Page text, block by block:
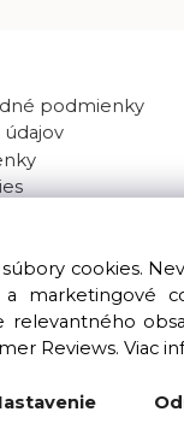
podmienky
údajov
Copyright © 2016
cookies.
marketingové
relevantného
Reviews. Viac